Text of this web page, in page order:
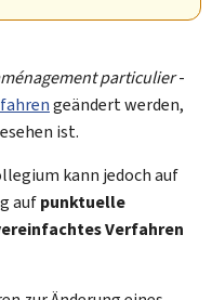
particulier-
geändert werden,
ist.
kann jedoch auf
aufpunktuelle
Verfahren